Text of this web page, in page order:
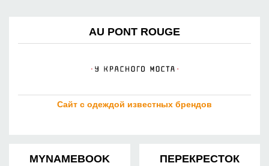
AU PONT ROUGE
Сайт с одеждой известных брендов
MYNAMEBOOK ПЕРЕКРЕСТОК